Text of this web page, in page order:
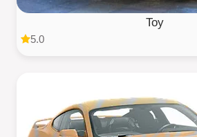
Toy
5.0